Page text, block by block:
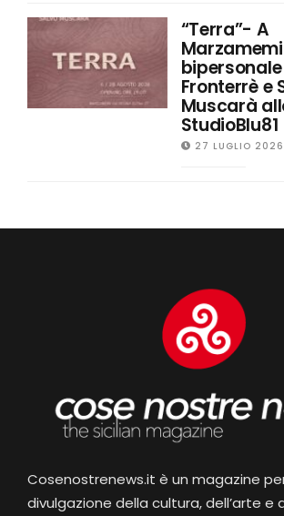
“Terra”- A
Fronterrè e
Muscarà
StudioBlu81
27 LUGLIO 2026
Cosenostrenews.it è un magazine
divulgazione della cultura, dell’arte e